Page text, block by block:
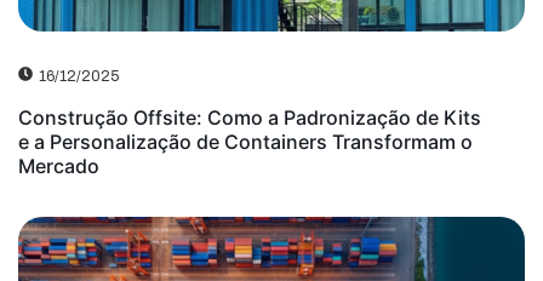
16/12/2025
Construção Offsite: Como a Padronização de Kits
e a Personalização de Containers Transformam o
Mercado